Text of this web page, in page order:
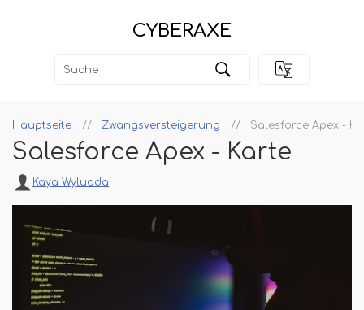
CYBERAXE
Hauptseite Zwangsversteigerung Salesforce Apex -
Salesforce Apex - Karte
Kaya Wyludda